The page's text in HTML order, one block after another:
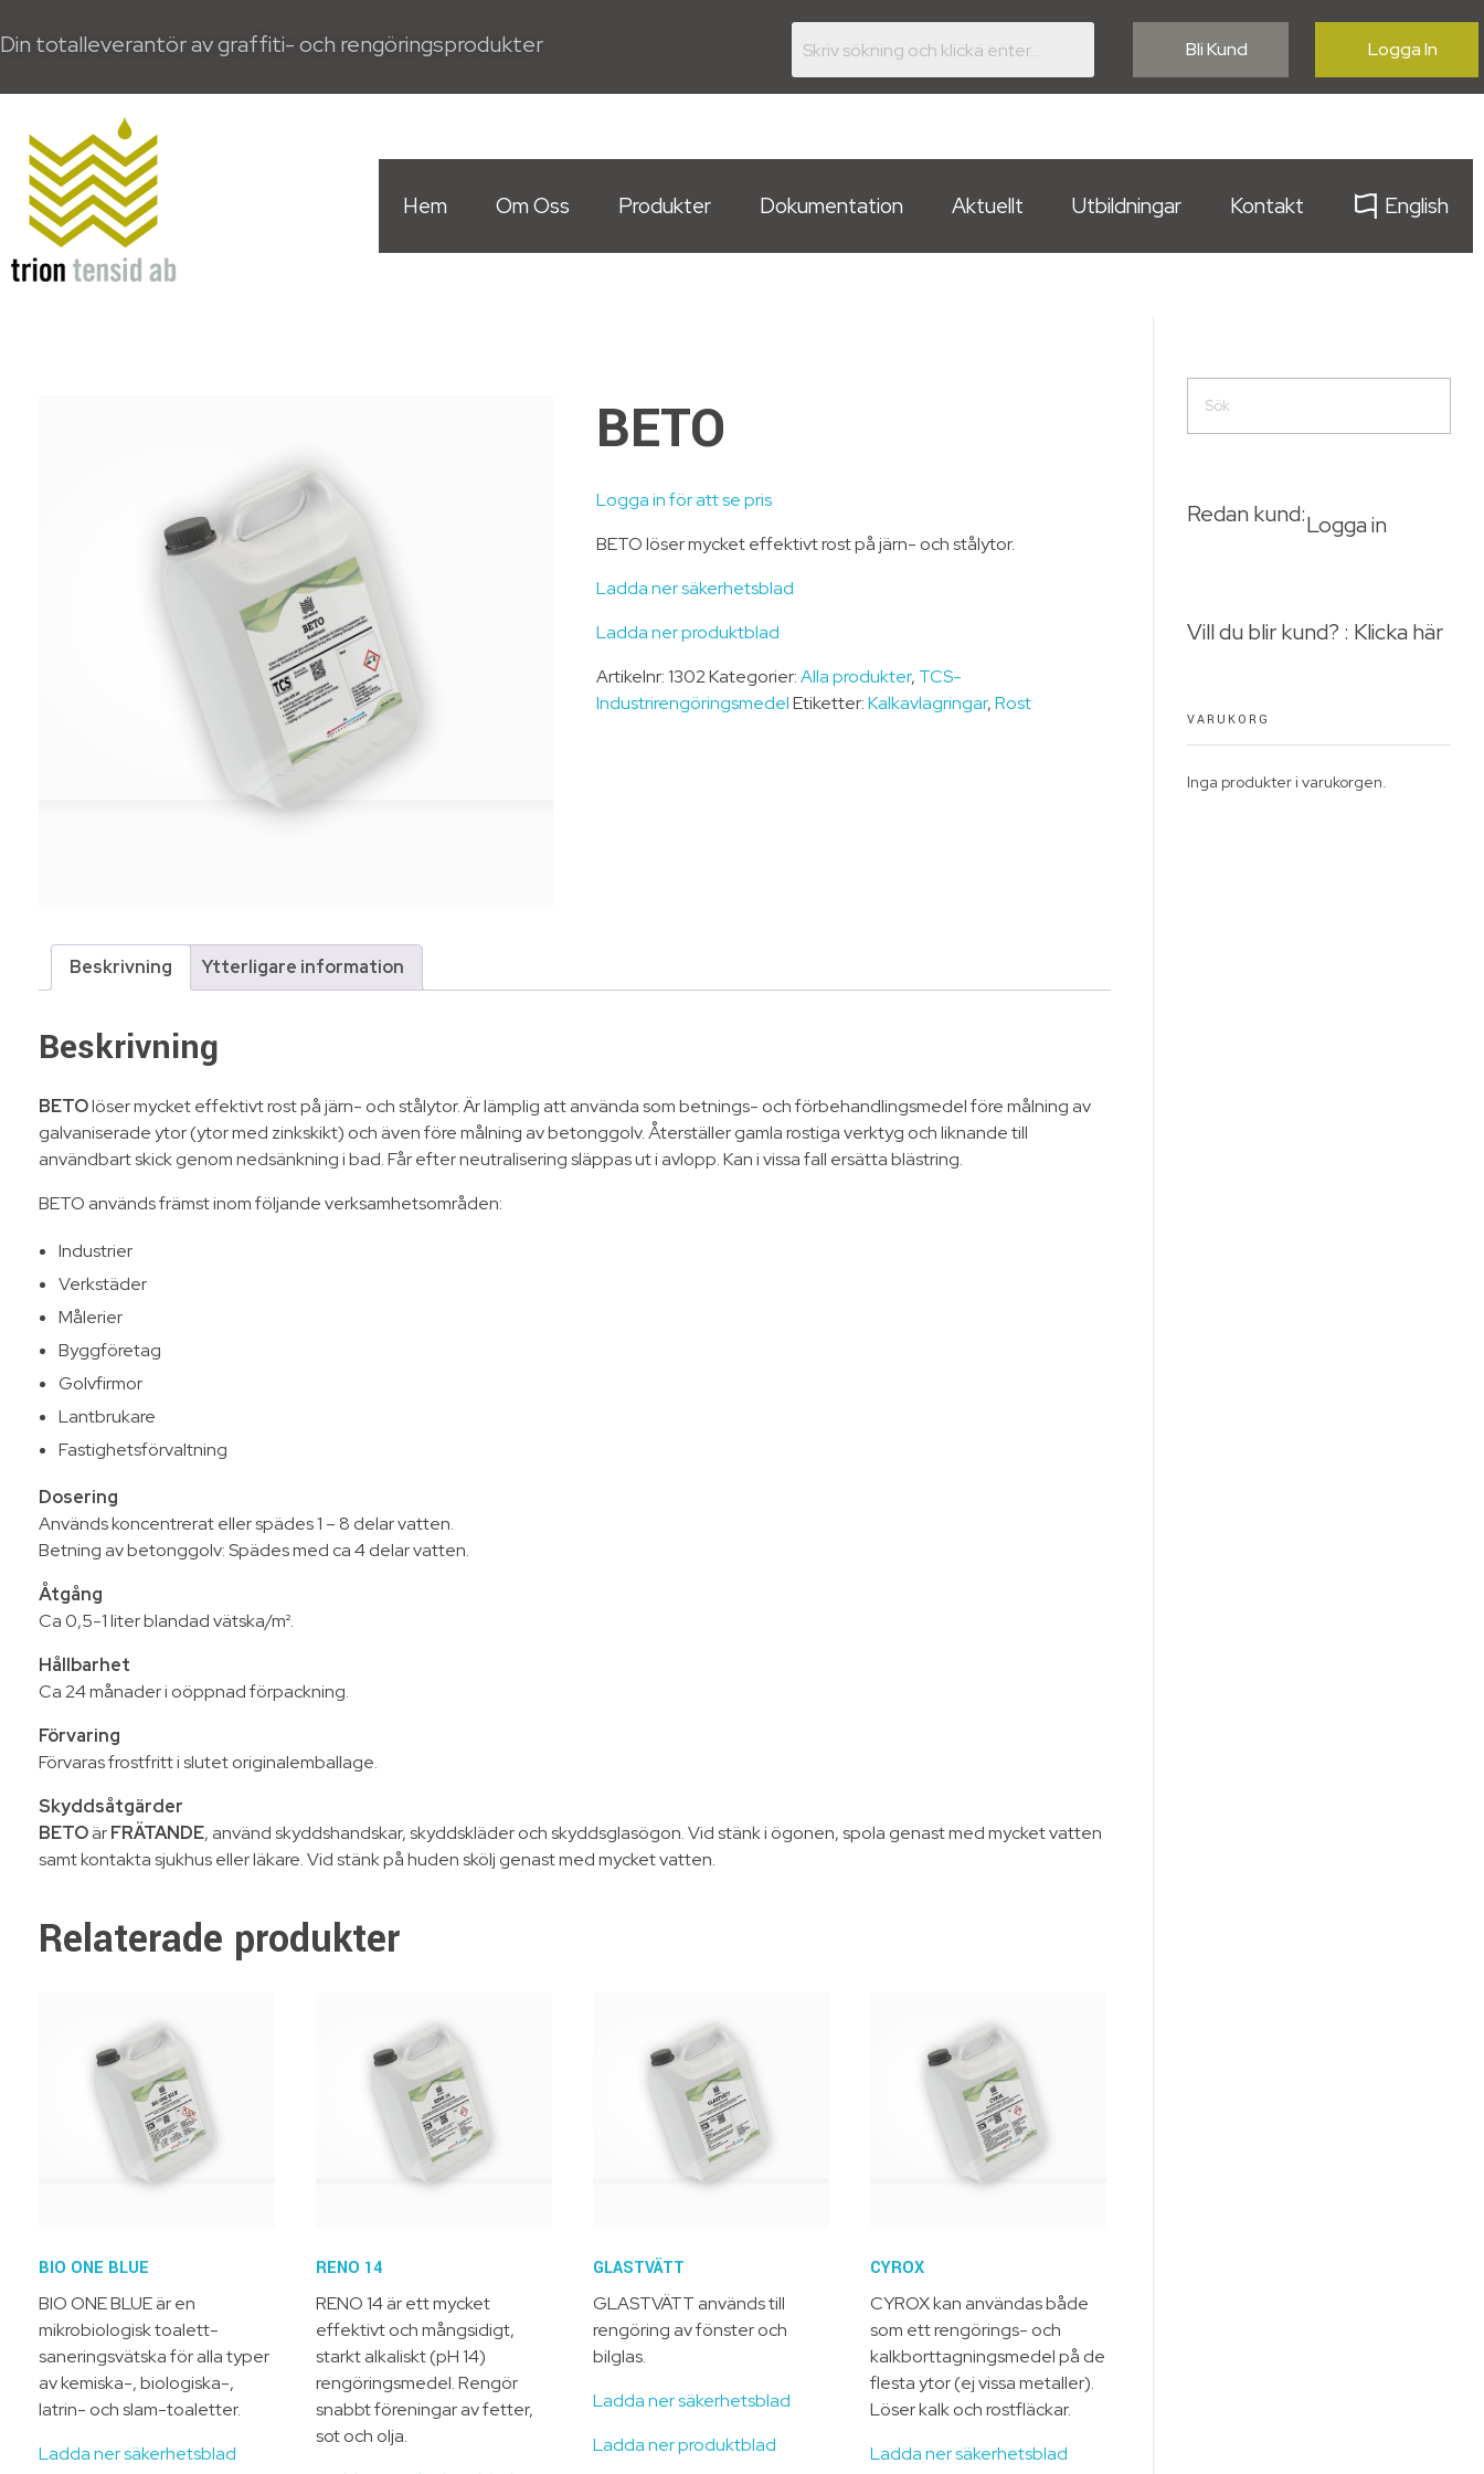
Din totalleverantör av graffiti- och rengöringsprodukter Bli Kund Logga In
Hem Om Oss Produkter Dokumentation Aktuellt Utbildningar Kontakt English
BETO
Logga in för att se pris
BETO löser mycket effektivt rost på järn- och stålytor.
Ladda ner säkerhetsblad
Ladda ner produktblad
Artikelnr:1302Kategorier:Alla produkter, TCS-
IndustrirengöringsmedelEtiketter:Kalkavlagringar,Rost
Beskrivning Ytterligare information
Beskrivning
BETOlöser mycket effektivt rost på järn- och stålytor. Är lämplig att använda som betnings- och förbehandlingsmedel före målning av
galvaniserade ytor (ytor med zinkskikt) och även före målning av betonggolv. Återställer gamla rostiga verktyg och liknande till
användbart skick genom nedsänkning i bad. Får efter neutralisering släppas ut i avlopp. Kan i vissa fall ersätta blästring.
BETO används främst inom följande verksamhetsområden:
Industrier
Verkstäder
Målerier
Byggföretag
Golvfirmor
Lantbrukare
Fastighetsförvaltning
Dosering
Används koncentrerat eller spädes 1 – 8 delar vatten.
Betning av betonggolv: Spädes med ca 4 delar vatten.
Åtgång
Ca 0,5-1 liter blandad vätska/m².
Hållbarhet
Ca 24 månader i oöppnad förpackning.
Förvaring
Förvaras frostfritt i slutet originalemballage.
Skyddsåtgärder
BETOärFRÄTANDE, använd skyddshandskar, skyddskläder och skyddsglasögon. Vid stänk i ögonen, spola genast med mycket vatten
samt kontakta sjukhus eller läkare. Vid stänk på huden skölj genast med mycket vatten.
Relaterade produkter
BIO ONE BLUE
BIO ONE BLUE är en
mikrobiologisk toalett-
saneringsvätska för alla typer
av kemiska-, biologiska-,
latrin- och slam-toaletter.
Ladda ner säkerhetsblad
RENO 14
RENO 14är ett mycket
effektivt och mångsidigt,
starkt alkaliskt (pH 14)
rengöringsmedel. Rengör
snabbt föreningar av fetter,
sot och olja.
GLASTVÄTT
GLASTVÄTT används till
rengöring av fönster och
bilglas.
Ladda ner säkerhetsblad
Ladda ner produktblad
CYROX
CYROX kan användas både
som ett rengörings- och
kalkborttagningsmedel på de
flesta ytor (ej vissa metaller).
Löser kalk och rostfläckar.
Ladda ner säkerhetsblad
Redan kund:Logga in
Vill du blir kund? : Klicka här
VARUKORG
Inga produkter i varukorgen.